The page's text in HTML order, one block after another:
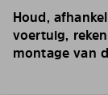
Houd,
voertuig,
montage van